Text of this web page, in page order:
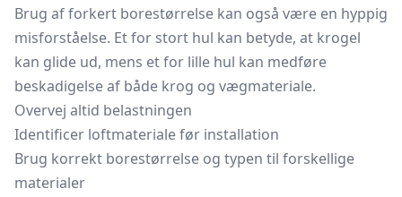
Brug af forkert borestørrelse kan også være en hyppig
misforståelse. Et for stort hul kan betyde, at krogel
kan glide ud, mens et for lille hul kan medføre
beskadigelse af både krog og vægmateriale.
Overvej altid belastningen
Identificer loftmateriale før installation
Brug korrekt borestørrelse og typen til forskellige
materialer